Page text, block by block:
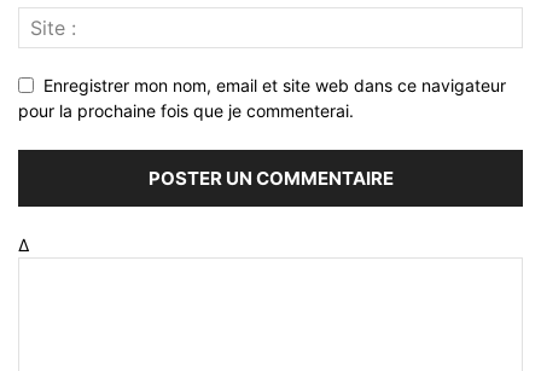
Enregistrer mon nom, email et site web dans ce navigateur
pour la prochaine fois que je commenterai.
Δ